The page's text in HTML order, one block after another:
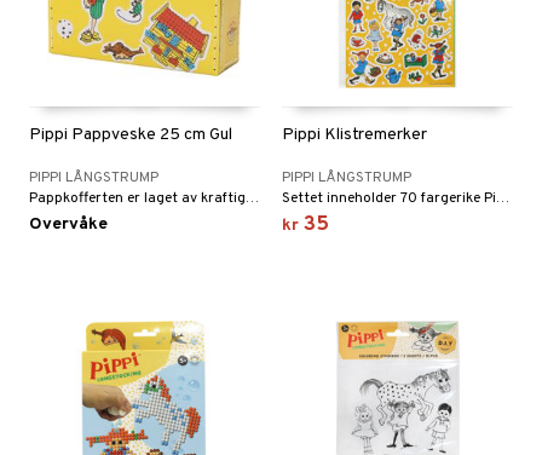
Pippi Pappveske 25 cm Gul
PIPPI LÅNGSTRUMP
Pappkofferten er laget av kraftig papp med håndtak i stål.
Overvåke
Pippi Klistremerker
PIPPI LÅNGSTRUMP
Settet inneholder 70 fargerike Pippi-klistremerker.
kr 35